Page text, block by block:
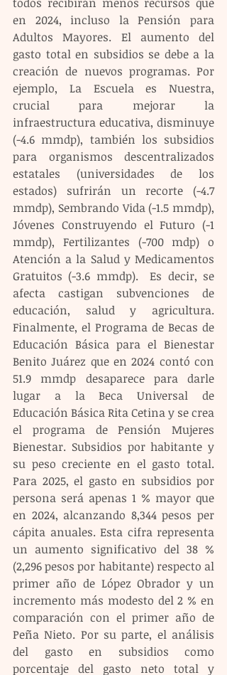
en 2024, incluso la Pensión para
Adultos Mayores. El aumento del
gasto total en subsidios se debe a la
creación de nuevos programas. Por
ejemplo, La Escuela es Nuestra,
crucial para mejorar la
infraestructura educativa, disminuye
(-4.6 mmdp), también los subsidios
para organismos descentralizados
estatales (universidades de los
estados) sufrirán un recorte (-4.7
mmdp), Sembrando Vida (-1.5 mmdp),
Jóvenes Construyendo el Futuro (-1
mmdp), Fertilizantes (-700 mdp) o
Atención a la Salud y Medicamentos
Gratuitos (-3.6 mmdp).  Es decir, se
afecta castigan subvenciones de
educación, salud y agricultura.
Finalmente, el Programa de Becas de
Educación Básica para el Bienestar
Benito Juárez que en 2024 contó con
51.9 mmdp desaparece para darle
lugar a la Beca Universal de
Educación Básica Rita Cetina y se crea
el programa de Pensión Mujeres
Bienestar. Subsidios por habitante y
su peso creciente en el gasto total.
Para 2025, el gasto en subsidios por
persona será apenas 1 % mayor que
en 2024, alcanzando 8,344 pesos per
cápita anuales. Esta cifra representa
un aumento significativo del 38 %
(2,296 pesos por habitante) respecto al
primer año de López Obrador y un
incremento más modesto del 2 % en
comparación con el primer año de
Peña Nieto. Por su parte, el análisis
del gasto en subsidios como
porcentaje del gasto neto total y